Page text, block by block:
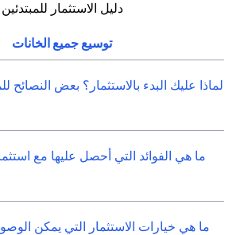
دليل الاستثمار للمبتدئين
توسيع جميع الخانات
لماذا عليك البدء بالاستثمار؟ بعض النصائح
ما هي الفوائد التي أحصل عليها مع
ما هي خيارات الاستثمار التي يمكن